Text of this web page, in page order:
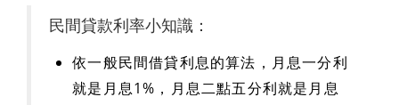
民間貸款利率小知識：
依一般民間借貸利息的算法，月息一分利
就是月息1%，月息二點五分利就是月息